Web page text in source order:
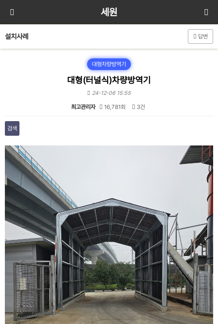
세원
설치사례 답변
대형차량방역기
대형(터널식)차량방역기
24-12-06 15:55
최고관리자 16,781회 3건
검색
본문